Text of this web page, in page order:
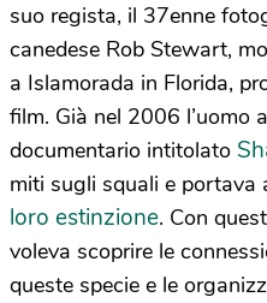
suo regista, il 37enne
canedese Rob Stewart,
a Islamorada in Florida,
film. Già nel 2006 l’uomo
documentario intitolato
miti sugli squali e portava
loro estinzione. Con
voleva scoprire le
queste specie e le